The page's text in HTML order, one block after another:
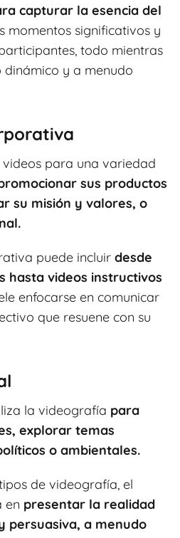
capturar la esencia del
momentos significativos y
todo mientras
dinámico y a menudo
para una variedad
sus productos
su misión y valores, o
puede incluir desde
hasta videos instructivos
enfocarse en comunicar
que resuene con su
la videografía para
explorar temas
o ambientales.
de videografía, el
en presentar la realidad
persuasiva, a menudo